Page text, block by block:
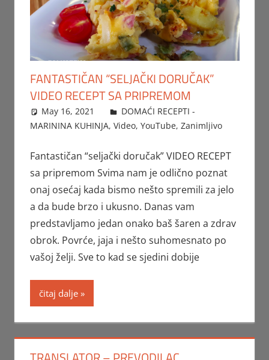
FANTASTIČAN “SELJAČKI DORUČAK”
VIDEO RECEPT SA PRIPREMOM
May 16, 2021 FTorgAdmin
DOMAĆI RECEPTI -
MARININA KUHINJA, Video, YouTube, Zanimljivo
Fantastičan “seljački doručak” VIDEO RECEPT
sa pripremom Svima nam je odlično poznat
onaj osećaj kada bismo nešto spremili za jelo
a da bude brzo i ukusno. Danas vam
predstavljamo jedan onako baš šaren a zdrav
obrok. Povrće, jaja i nešto suhomesnato po
vašoj želji. Sve to kad se sjedini dobije
čitaj dalje